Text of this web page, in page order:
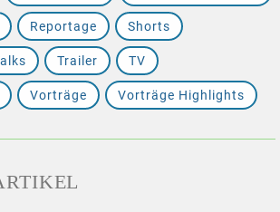
Reportage Shorts
Trailer TV
Vorträge Vorträge Highlights